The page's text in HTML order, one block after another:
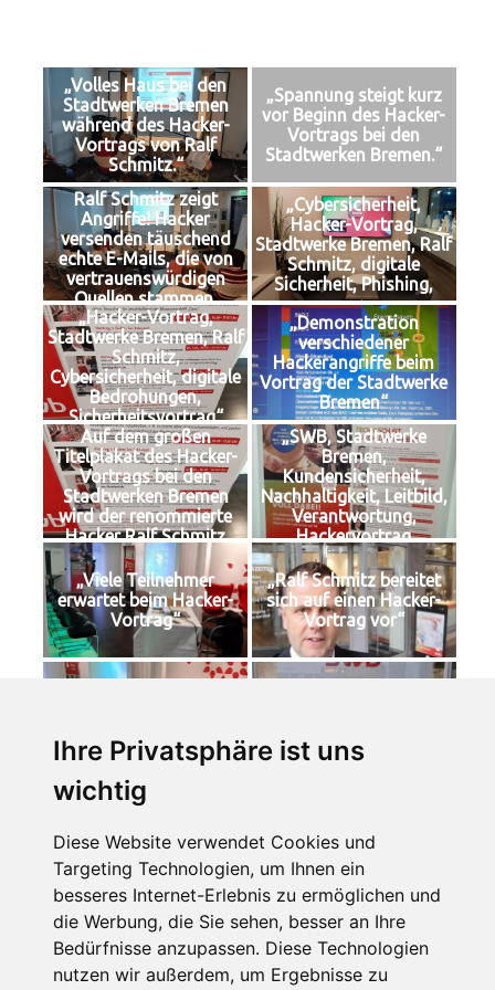
Ihre Privatsphäre ist uns
wichtig
Diese Website verwendet Cookies und
Targeting Technologien, um Ihnen ein
besseres Internet-Erlebnis zu ermöglichen und
die Werbung, die Sie sehen, besser an Ihre
Bedürfnisse anzupassen. Diese Technologien
nutzen wir außerdem, um Ergebnisse zu
„Volles Haus bei den
Stadtwerken Bremen
während des Hacker-
Vortrags von Ralf
Schmitz.“
„Spannung steigt kurz
vor Beginn des Hacker-
Vortrags bei den
Stadtwerken Bremen.“
Ralf Schmitz zeigt
Angriffe! Hacker
versenden täuschend
echte E-Mails, die von
vertrauenswürdigen
Quellen stammen.
„Cybersicherheit,
Hacker-Vortrag,
Stadtwerke Bremen, Ralf
Schmitz, digitale
Sicherheit, Phishing,
„Hacker-Vortrag,
Stadtwerke Bremen, Ralf
Schmitz,
Cybersicherheit, digitale
Bedrohungen,
Sicherheitsvortrag“
„Demonstration
verschiedener
Hackerangriffe beim
Vortrag der Stadtwerke
Bremen“
Auf dem großen
Titelplakat des Hacker-
Vortrags bei den
Stadtwerken Bremen
wird der renommierte
Hacker Ralf Schmitz
angekündigt.
„SWB, Stadtwerke
Bremen,
Kundensicherheit,
Nachhaltigkeit, Leitbild,
Verantwortung,
Hackervortrag
„Viele Teilnehmer
erwartet beim Hacker-
Vortrag“
„Ralf Schmitz bereitet
sich auf einen Hacker-
Vortrag vor“
Vortrag vor“
Schutzmaßnahmen“
seinem Hacker-Vortrag
bei den Stadtwerken
Bremen.“
Dieser Eintrag wurde von adminveröffentlicht. Setze ein Lesezeichen
für denPermalink.